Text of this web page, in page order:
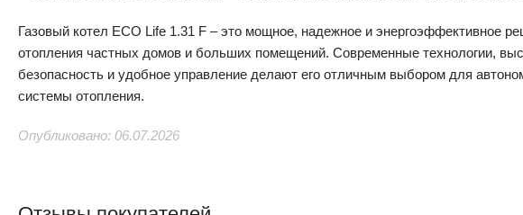
Газовый котел ECO Life 1.31 F – это мощное, надежное и энергоэффективное
отопления частных домов и больших помещений. Современные технологии,
безопасность и удобное управление делают его отличным выбором для
системы отопления.
Опубликовано: 06.07.2026